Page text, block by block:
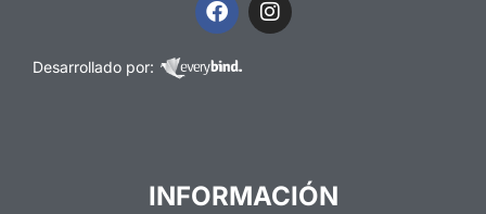
Desarrollado por:
INFORMACIÓN